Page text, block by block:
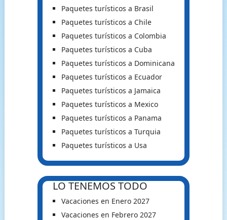
Paquetes turísticos a Brasil
Paquetes turísticos a Chile
Paquetes turísticos a Colombia
Paquetes turísticos a Cuba
Paquetes turísticos a Dominicana
Paquetes turísticos a Ecuador
Paquetes turísticos a Jamaica
Paquetes turísticos a Mexico
Paquetes turísticos a Panama
Paquetes turísticos a Turquia
Paquetes turísticos a Usa
LO TENEMOS TODO
Vacaciones en Enero 2027
Vacaciones en Febrero 2027